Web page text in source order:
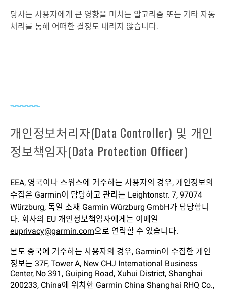
당사는 사용자에게 큰 영향을 미치는 알고리즘 또는 기타 자동
처리를 통해 어떠한 결정도 내리지 않습니다.
개인정보처리자(Data Controller) 및 개인
정보책임자(Data Protection Officer)
EEA, 영국이나 스위스에 거주하는 사용자의 경우, 개인정보의
수집은 Garmin이 담당하고 관리는 Leightonstr. 7, 97074
Würzburg, 독일 소재 Garmin Würzburg GmbH가 담당합니
다. 회사의 EU 개인정보책임자에게는 이메일
euprivacy@garmin.com으로 연락할 수 있습니다.
본토 중국에 거주하는 사용자의 경우, Garmin이 수집한 개인
정보는 37F, Tower A, New CHJ International Business
Center, No 391, Guiping Road, Xuhui District, Shanghai
200233, China에 위치한 Garmin China Shanghai RHQ Co.,